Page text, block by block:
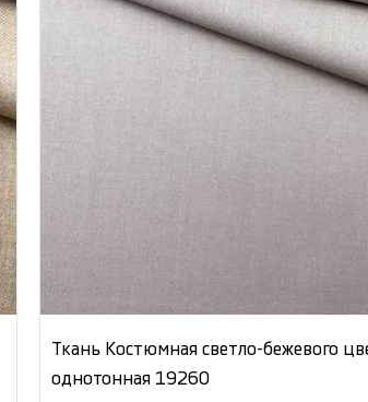
Ткань Костюмная светло-бежевого
однотонная 19260